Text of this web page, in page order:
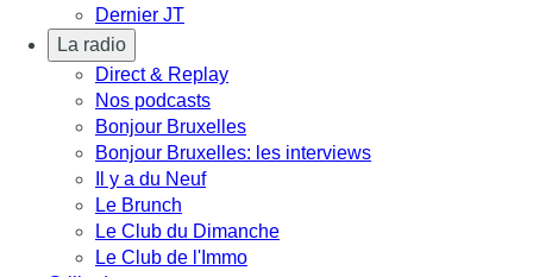
Dernier JT
La radio
Direct & Replay
Nos podcasts
Bonjour Bruxelles
Bonjour Bruxelles: les interviews
Il y a du Neuf
Le Brunch
Le Club du Dimanche
Le Club de l'Immo